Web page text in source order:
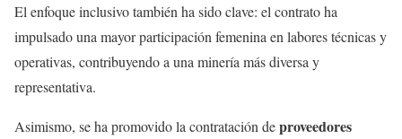
El enfoque inclusivo también ha sido clave: el contrato ha
impulsado una mayor participación femenina en labores técnicas y
operativas, contribuyendo a una minería más diversa y
representativa.
Asimismo, se ha promovido la contratación deproveedores